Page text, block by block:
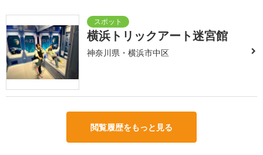
横浜トリックアート迷宮館
神奈川県・横浜市中区
閲覧履歴をもっと見る